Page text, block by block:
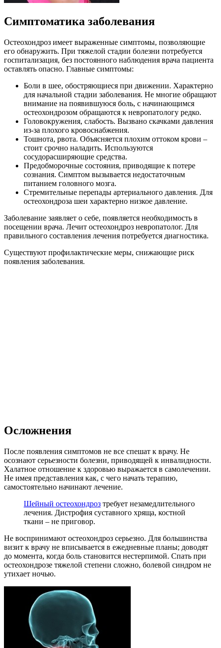
Симптоматика заболевания
Остеохондроз имеет выраженные симптомы, позволяющие
его обнаружить. При тяжелой стадии болезни потребуется
госпитализация, без постоянного наблюдения врача пациента
оставлять опасно. Главные симптомы:
Боли в шее, обостряющиеся при движении. Характерно
для начальной стадии заболевания. Не многие обращают
внимание на появившуюся боль, с начинающимся
остеохондрозом обращаются к невропатологу редко.
Головокружения, слабость. Вызвано скачками давления
из-за плохого кровоснабжения.
Тошнота, рвота. Объясняется плохим оттоком крови –
стоит срочно наладить. Используются
сосудорасширяющие средства.
Предобморочные состояния, приводящие к потере
сознания. Симптом вызывается недостаточным
питанием головного мозга.
Стремительные перепады артериального давления. Для
остеохондроза шеи характерно низкое давление.
Заболевание заявляет о себе, появляется необходимость в
посещении врача. Лечит остеохондроз невропатолог. Для
правильного составления лечения потребуется диагностика.
Существуют профилактические меры, снижающие риск
появления заболевания.
Осложнения
После появления симптомов не все спешат к врачу. Не
осознают серьезности болезни, приводящей к инвалидности.
Халатное отношение к здоровью выражается в самолечении.
Не имея представления как, с чего начать терапию,
самостоятельно начинают лечение.
Шейный остеохондроз требует незамедлительного
лечения. Дистрофия суставного хряща, костной
ткани – не приговор.
Не воспринимают остеохондроз серьезно. Для большинства
визит к врачу не вписывается в ежедневные планы; доводят
до момента, когда боль становится нестерпимой. Спать при
остеохондрозе тяжелой степени сложно, болевой синдром не
утихает ночью.